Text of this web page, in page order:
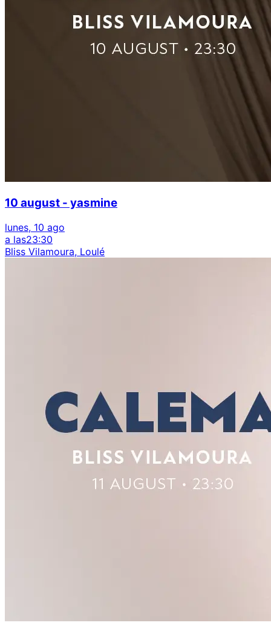
10 august - yasmine
lunes, 10 ago
a las23:30
Bliss Vilamoura, Loulé